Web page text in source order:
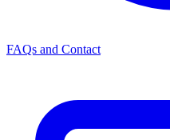
FAQs and Contact